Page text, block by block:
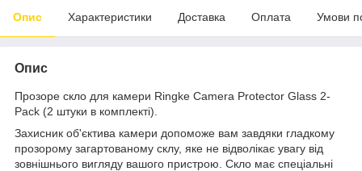
Опис Характеристики Доставка Оплата Умови
Опис
Прозоре скло для камери Ringke Camera Protector Glass 2-
Pack (2 штуки в комплекті).
Захисник об'єктива камери допоможе вам завдяки гладкому
прозорому загартованому склу, яке не відволікає увагу від
зовнішнього вигляду вашого пристрою. Скло має спеціальні